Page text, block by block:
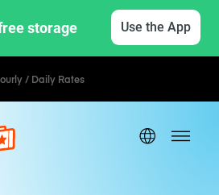
storage Use the App
/ Daily Rates